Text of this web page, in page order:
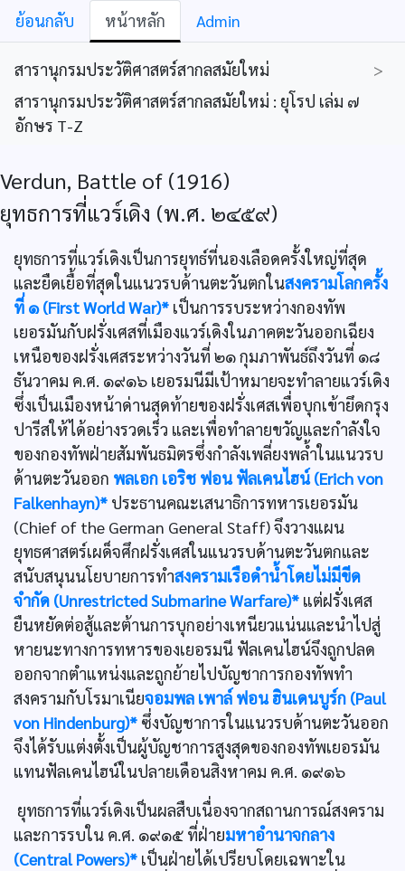
ย้อนกลับ หน้าหลัก Admin
สารานุกรมประวัติศาสตร์สากลสมัยใหม่
>
สารานุกรมประวัติศาสตร์สากลสมัยใหม่ : ยุโรป เล่ม ๗
อักษร T-Z
Verdun, Battle of (1916)
ยุทธการที่แวร์เดิง (พ.ศ. ๒๔๕๙)
ยุทธการที่แวร์เดิงเป็นการยุทธ์ที่นองเลือดครั้งใหญ่ที่สุด
และยืดเยื้อที่สุดในแนวรบด้านตะวันตกในสงครามโลกครั้ง
ที่ ๑ (First World War)* เป็นการรบระหว่างกองทัพ
เยอรมันกับฝรั่งเศสที่เมืองแวร์เดิงในภาคตะวันออกเฉียง
เหนือของฝรั่งเศสระหว่างวันที่ ๒๑ กุมภาพันธ์ถึงวันที่ ๑๘
ธันวาคม ค.ศ. ๑๙๑๖ เยอรมนีมีเป้าหมายจะทำลายแวร์เดิง
ซึ่งเป็นเมืองหน้าด่านสุดท้ายของฝรั่งเศสเพื่อบุกเข้ายึดกรุง
ปารีสให้ได้อย่างรวดเร็ว และเพื่อทำลายขวัญและกำลังใจ
ของกองทัพฝ่ายสัมพันธมิตรซึ่งกำลังเพลี่ยงพล้ำในแนวรบ
ด้านตะวันออก พลเอก เอริช ฟอน ฟัลเคนไฮน์ (Erich von
Falkenhayn)* ประธานคณะเสนาธิการทหารเยอรมัน
(Chief of the German General Staff) จึงวางแผน
ยุทธศาสตร์เผด็จศึกฝรั่งเศสในแนวรบด้านตะวันตกและ
สนับสนุนนโยบายการทำสงครามเรือดำน้ำโดยไม่มีขีด
จำกัด (Unrestricted Submarine Warfare)* แต่ฝรั่งเศส
ยืนหยัดต่อสู้และต้านการบุกอย่างเหนียวแน่นและนำไปสู่
หายนะทางการทหารของเยอรมนี ฟัลเคนไฮน์จึงถูกปลด
ออกจากตำแหน่งและถูกย้ายไปบัญชาการกองทัพทำ
สงครามกับโรมาเนียจอมพล เพาล์ ฟอน ฮินเดนบูร์ก (Paul
von Hindenburg)* ซึ่งบัญชาการในแนวรบด้านตะวันออก
จึงได้รับแต่งตั้งเป็นผู้บัญชาการสูงสุดของกองทัพเยอรมัน
แทนฟัลเคนไฮน์ในปลายเดือนสิงหาคม ค.ศ. ๑๙๑๖
ยุทธการที่แวร์เดิงเป็นผลสืบเนื่องจากสถานการณ์สงคราม
และการรบใน ค.ศ. ๑๙๑๕ ที่ฝ่ายมหาอำนาจกลาง
(Central Powers)* เป็นฝ่ายได้เปรียบโดยเฉพาะใน